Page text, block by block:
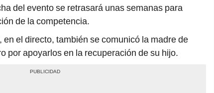
del evento se retrasará unas semanas para
de la competencia.
el directo, también se comunicó la madre de
por apoyarlos en la recuperación de su hijo.